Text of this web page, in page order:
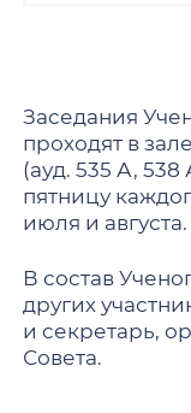
Заседания
проходят в
(ауд. 535 А, 538
пятницу
июля и августа.
В состав
других
и cекретарь,
Совета.